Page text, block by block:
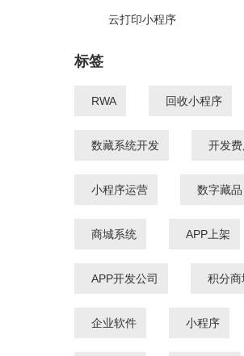
云打印小程序
标签
RWA 回收小程序
数藏系统开发 开发费
小程序运营 数字藏品
商城系统 APP上架
APP开发公司 积分商
企业软件 小程序